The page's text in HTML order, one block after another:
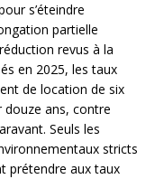
s’éteindre
partielle
revus à la
en 2025, les taux
de location de six
douze ans, contre
Seuls les
stricts
prétendre aux taux